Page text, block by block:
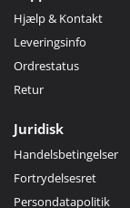
Hjælp & Kontakt
Leveringsinfo
Ordrestatus
Retur
Juridisk
Handelsbetingelser
Fortrydelsesret
Persondatapolitik